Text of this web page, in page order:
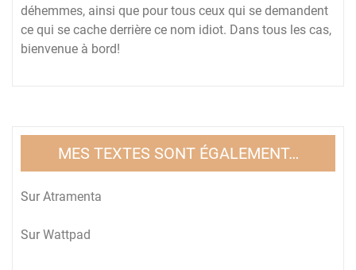
déhemmes, ainsi que pour tous ceux qui se demandent
ce qui se cache derrière ce nom idiot. Dans tous les cas,
bienvenue à bord!
MES TEXTES SONT ÉGALEMENT…
Sur Atramenta
Sur Wattpad